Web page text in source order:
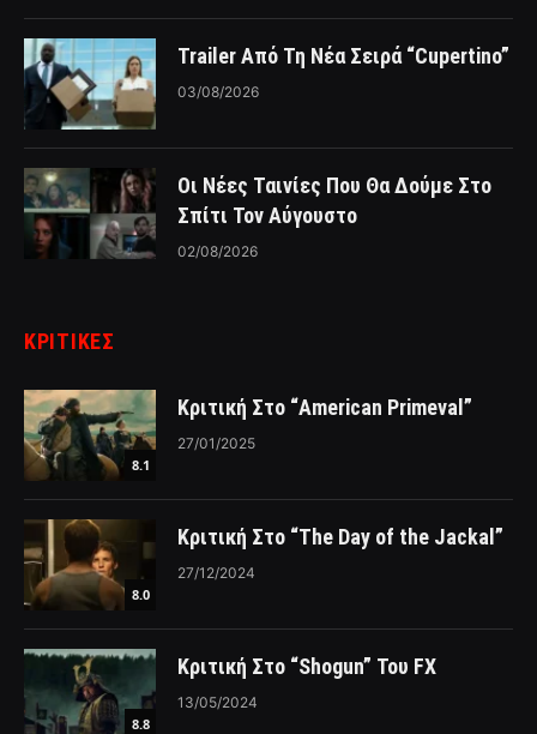
Trailer Από Τη Νέα Σειρά “Cupertino”
03/08/2026
Οι Νέες Ταινίες Που Θα Δούμε Στο
Σπίτι Τον Αύγουστο
02/08/2026
ΚΡΙΤΙΚΈΣ
8.1
Κριτική Στο “American Primeval”
27/01/2025
8.0
Κριτική Στο “The Day of the Jackal”
27/12/2024
8.8
Κριτική Στο “Shogun” Του FX
13/05/2024